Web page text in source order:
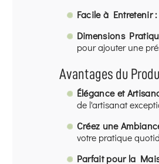
Facile à Entretenir :
Dimensions
pour ajouter une
Avantages du
Élégance et
de l'artisanat
Créez une
votre pratique
Parfait pour la